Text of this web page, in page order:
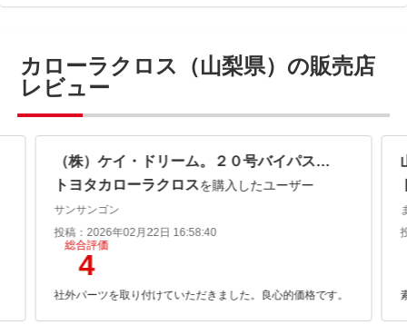
カローラクロス（山梨県）の販売店
レビュー
（株）ケイ・ドリーム。２０号バイパス・ギガ甲府店 格安軽専門！！＆軽買取店！！
トヨタカローラクロスを購入したユーザー
サンサンゴン
投稿：2026年02月22日 16:58:40
総合評価
4
社外パーツを取り付けていただきました。良心的価格です。